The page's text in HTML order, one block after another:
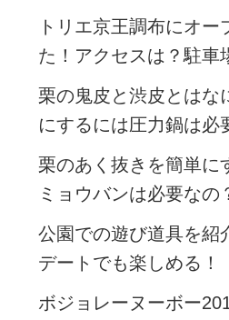
トリエ京王調布にオー
た！アクセスは？駐車
栗の鬼皮と渋皮とはな
にするには圧力鍋は必
栗のあく抜きを簡単に
ミョウバンは必要なの
公園での遊び道具を紹
デートでも楽しめる！
ボジョレーヌーボー